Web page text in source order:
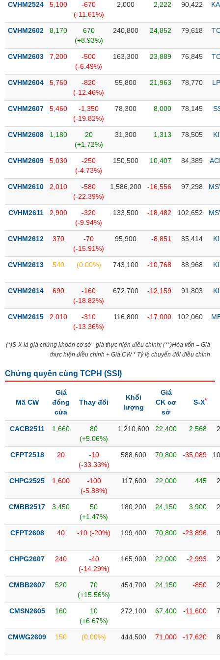
thái
phiếu
mô
thị
Niêm
Niêm
mới
yết
sung
niêm
yết
Theo
dõi
biệt
được
ETF
phiếu
tiết
quan
dịch
chính
tích
thuật
sơ
doanh
Tin
CVHM2524 5,100
-670
(-11.61%)
2,000 2,222 90,422
CVHM2602 8,170
670
(+8.93%)
240,800 24,852 79,618
CVHM2603 7,200
-500
(-6.49%)
163,300 23,889 76,845
CVHM2604 5,760
-820
(-12.46%)
55,800 21,963 78,770
CVHM2607 5,460
-1,350
(-19.82%)
78,300 8,000 78,145
CVHM2608 1,180
20
(+1.72%)
31,300 1,313 78,505
CVHM2609 5,030
-250
(-4.73%)
150,500 10,407 84,389
CVHM2610 2,010
-580
(-22.39%)
1,586,200 -16,556 97,298
CVHM2611 2,900
-320
(-9.94%)
133,500 -18,482 102,652
CVHM2612 370
-70
(-15.91%)
95,900 -8,851 85,414
CVHM2613 540 (0.00%) 743,100 -10,768 88,968
CVHM2614 690
-160
(-18.82%)
672,700 -12,159 91,803
CVHM2615 2,010
-310
(-13.36%)
116,800 -17,000 102,060
(*)S-X là giá chứng khoán cơ sở - giá thực hiện điều chỉnh; (**)Hòa vốn = Giá
thực hiện điều chỉnh + Giá CW * Tỷ lệ chuyển đổi điều chỉnh
Chứng quyền cùng TCPH (SSI )
Mã CW
Giá
đóng
cửa
Thay đổi
Khối
lượng
Giá
CK cơ
sở
S-X*
CACB2511 1,660
80
(+5.06%)
1,210,600 22,400 2,568
CFPT2518 20
-10
(-33.33%)
588,600 70,800 -35,089
CHPG2525 1,600
-100
(-5.88%)
117,600 22,000 445
CMBB2517 3,450
50
(+1.47%)
180,200 24,150 3,900
CFPT2608 40 -10 (-20%) 199,400 70,800 -23,896
CHPG2607 240
-40
(-14.29%)
165,900 22,000 -2,993
CMBB2607 520
70
(+15.56%)
454,700 24,150 -850
CMSN2605 160
10
(+6.67%)
272,100 67,400 -11,600
CMWG2609 150 (0.00%) 444,500 71,000 -17,620
NGÀNH
DOANH
NGHIỆP
PHIẾU
PHÁI
TRÁI
CÔNG
ĐẦU
TƯ
LIỆU
TIN
Ngành
(-)
SECTOR
NĂNG
VẬT
CÔNG